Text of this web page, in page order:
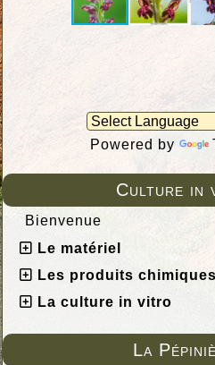
Powered by
Culture in
Bienvenue
Le matériel
Les produits chimiques
La culture in vitro
La